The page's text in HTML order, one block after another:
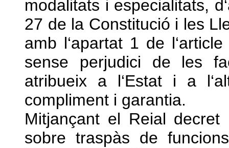
modalitats i especialitats,
27 de la Constitució i les
amb l‘apartat 1 de
sense perjudici de les
atribueix a l‘Estat i a
compliment i garantia.
Mitjançant el Reial
sobre traspàs de